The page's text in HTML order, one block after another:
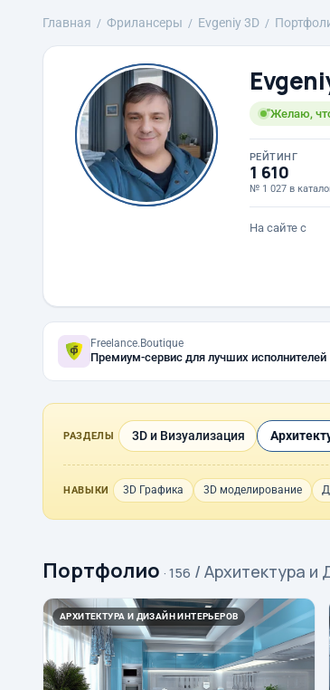
Главная Фрилансеры Evgeniy 3D
"Желаю,
РЕЙТИНГ
1 610
№ 1 027 в
На сайте с
Freelance.Boutique
Премиум-сервис для лучших исполнителей
РАЗДЕЛЫ 3D и Визуализация
НАВЫКИ 3D Графика 3D моделирование
Портфолио · 156 / Архитектура и
АРХИТЕКТУРА И ДИЗАЙН ИНТЕРЬЕРОВ